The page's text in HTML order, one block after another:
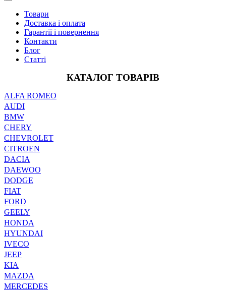
Товари
Доставка і оплата
Гарантії і повернення
Контакти
Блог
Статті
КАТАЛОГ ТОВАРІВ
ALFA ROMEO
AUDI
BMW
CHERY
CHEVROLET
CITROEN
DACIA
DAEWOO
DODGE
FIAT
FORD
GEELY
HONDA
HYUNDAI
IVECO
JEEP
KIA
MAZDA
MERCEDES